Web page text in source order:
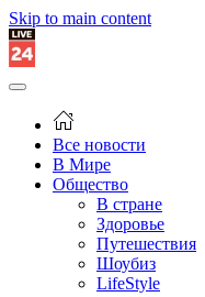
Skip to main content
Все новости
В Мире
Общество
В стране
Здоровье
Путешествия
Шоубиз
LifeStyle